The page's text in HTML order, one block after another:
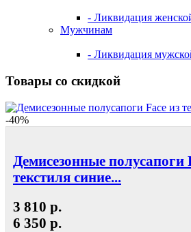
- Ликвидация
Мужчинам
- Ликвидация
Товары со скидкой
-40%
Демисезонные полусапоги
текстиля синие...
3 810 р.
6 350 р.